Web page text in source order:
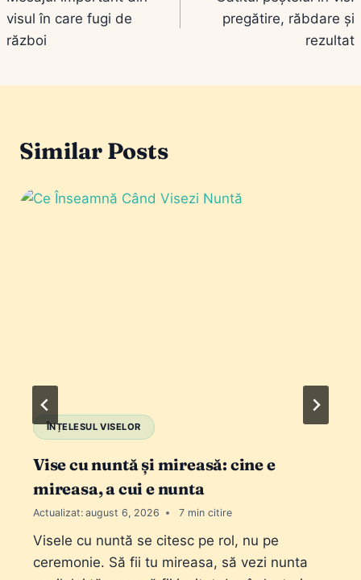
în
articole
visul în care fugi de
război
pregătire, răbdare și
rezultat
Similar Posts
ÎNȚELESUL VISELOR
Vise cu nuntă și mireasă: cine e
mireasa, a cui e nunta
Actualizat: august 6, 2026 7
Visele cu nuntă se citesc pe rol, nu pe
ceremonie. Să fii tu mireasa, să vezi nunta